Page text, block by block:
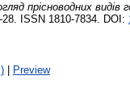
прісноводних
ISSN 1810-7834. DOI:
| Preview